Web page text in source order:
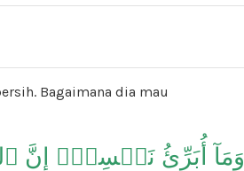
Bagaimana dia mau
وَمَآ أُبَرِّئُ نَفۡسِيٓۚ إِنَّ